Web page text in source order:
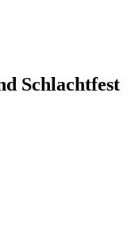
Schlachtfest